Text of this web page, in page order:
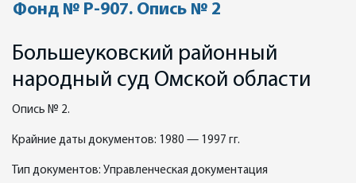
Фонд № Р-907. Опись № 2
Большеуковский районный
народный суд Омской области
Опись № 2.
Крайние даты документов: 1980 — 1997 гг.
Тип документов: Управленческая документация